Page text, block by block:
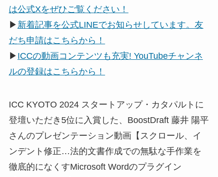
は公式Xをぜひご覧ください！
▶ 新着記事を公式LINEでお知らせしています。友
だち申請はこちらから！
▶ ICCの動画コンテンツも充実! YouTubeチャンネ
ルの登録はこちらから！
ICC KYOTO 2024 スタートアップ・カタパルトに
登壇いただき5位に入賞した、BoostDraft 藤井 陽平
さんのプレゼンテーション動画【スクロール、イ
ンデント修正…法的文書作成での無駄な手作業を
徹底的になくすMicrosoft Wordのプラグイン